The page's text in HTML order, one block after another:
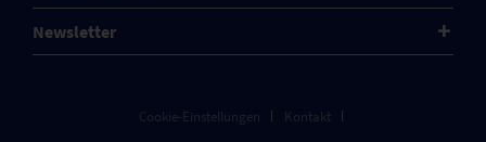
Newsletter
Cookie-Einstellungen
Kontakt